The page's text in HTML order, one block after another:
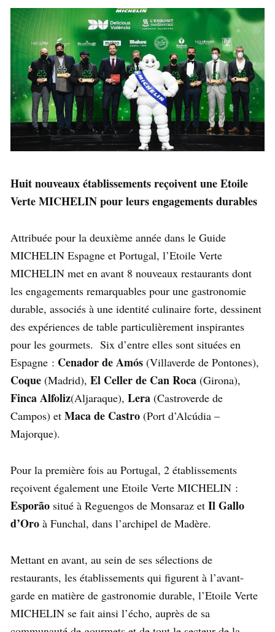
Huit nouveaux établissements reçoivent une Etoile
Verte MICHELIN pour leurs engagements durables
Attribuée pour la deuxième année dans le Guide
MICHELIN Espagne et Portugal, l’Etoile Verte
MICHELIN met en avant 8 nouveaux restaurants dont
les engagements remarquables pour une gastronomie
durable, associés à une identité culinaire forte, dessinent
des expériences de table particulièrement inspirantes
pour les gourmets. Six d’entre elles sont situées en
Espagne : Cenador de Amós (Villaverde de Pontones),
Coque (Madrid), El Celler de Can Roca (Girona),
Finca Alfoliz(Aljaraque), Lera (Castroverde de
Campos) et Maca de Castro (Port d’Alcúdia –
Majorque).
Pour la première fois au Portugal, 2 établissements
reçoivent également une Etoile Verte MICHELIN :
Esporão situé à Reguengos de Monsaraz et Il Gallo
d’Oro à Funchal, dans l’archipel de Madère.
Mettant en avant, au sein de ses sélections de
restaurants, les établissements qui figurent à l’avant-
garde en matière de gastronomie durable, l’Etoile Verte
MICHELIN se fait ainsi l’écho, auprès de sa